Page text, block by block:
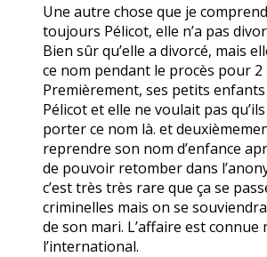
Une autre chose que je
toujours Pélicot, elle n’a pas
Bien sûr qu’elle a divorcé, mais
ce nom pendant le procès pour 2
Premièrement, ses petits
Pélicot et elle ne voulait pas
porter ce nom là. et
reprendre son nom d’enfance
de pouvoir retomber dans
c’est très très rare que ça se
criminelles mais on se
de son mari. L’affaire est connue
l’international.